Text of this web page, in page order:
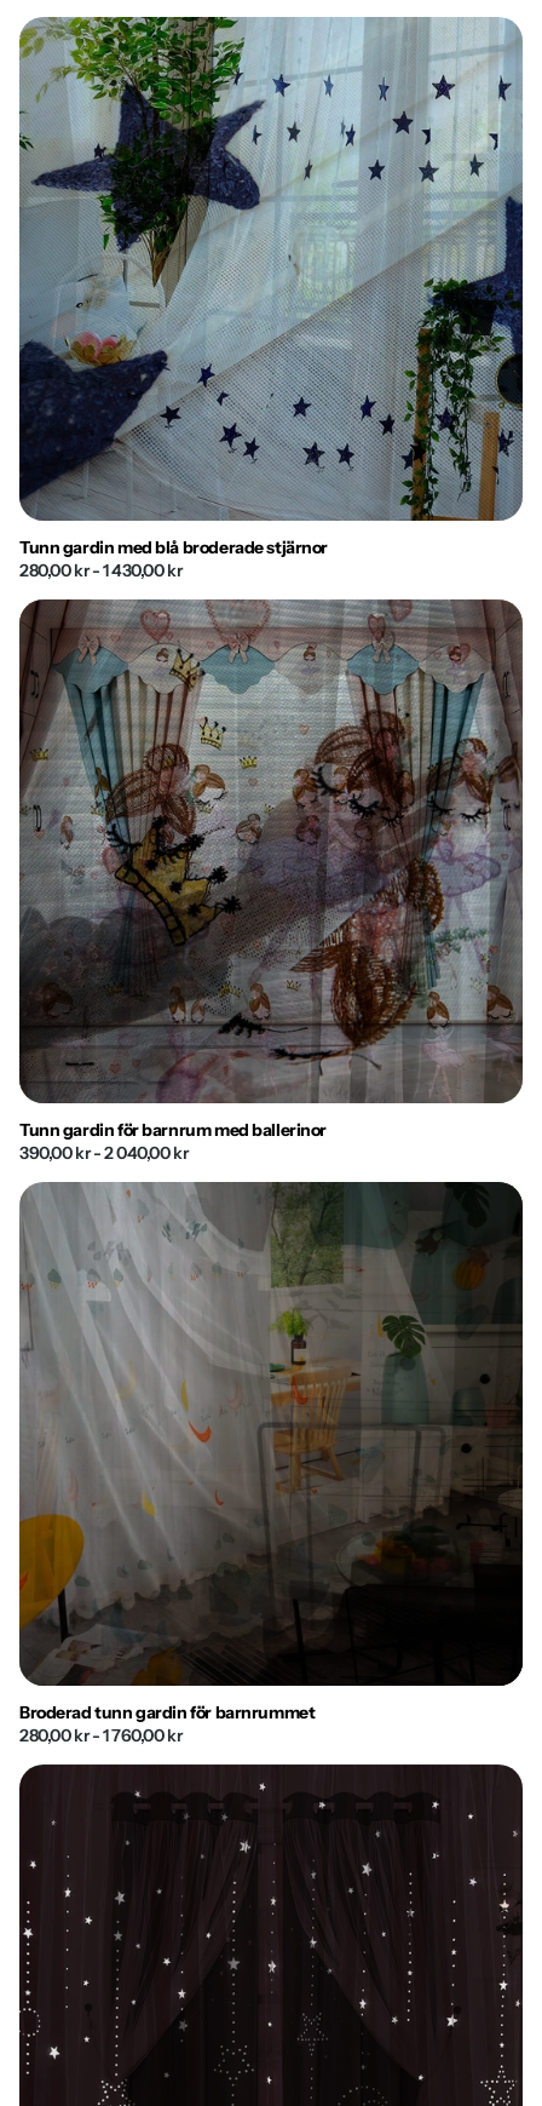
Tunn gardin med blå broderade stjärnor
280,00 kr- 1 430,00 kr
Tunn gardin för barnrum med ballerinor
390,00 kr- 2 040,00 kr
Broderad tunn gardin för barnrummet
280,00 kr- 1 760,00 kr